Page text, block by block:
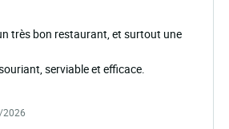
très bon restaurant, et surtout une
serviable et efficace.
2026